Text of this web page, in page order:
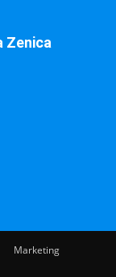
Zenica
Marketing